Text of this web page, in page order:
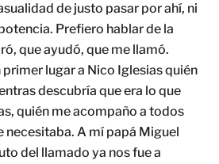
de justo pasar por ahí, ni
Prefiero hablar de la
que ayudó, que me llamó.
lugar a Nico Iglesias quién
descubría que era lo que
quién me acompaño a todos
necesitaba. A mí papá Miguel
del llamado ya nos fue a